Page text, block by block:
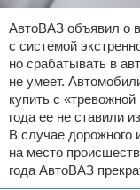
АвтоВАЗ объявил о
с системой
но срабатывать в
не умеет.
купить с
года ее не ставили
В случае дорожного
на место
года АвтоВАЗ